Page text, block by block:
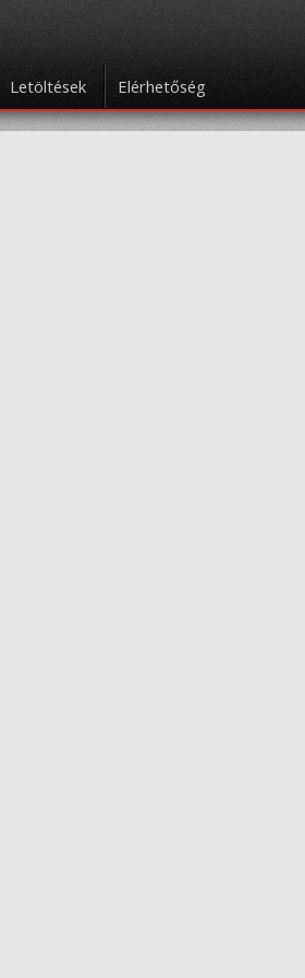
Letöltések Elérhetőség